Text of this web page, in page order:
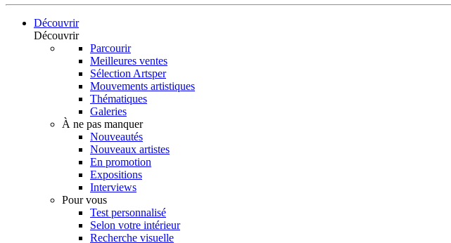
Découvrir
Découvrir
Parcourir
Meilleures ventes
Sélection Artsper
Mouvements artistiques
Thématiques
Galeries
À ne pas manquer
Nouveautés
Nouveaux artistes
En promotion
Expositions
Interviews
Pour vous
Test personnalisé
Selon votre intérieur
Recherche visuelle